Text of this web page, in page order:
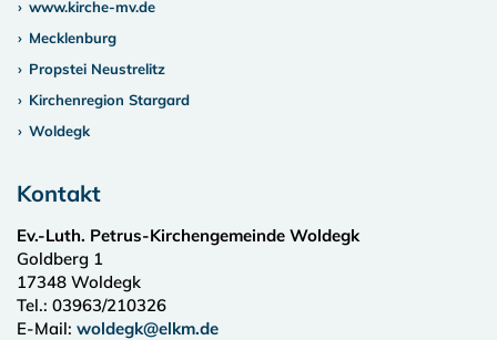
www.kirche-mv.de
Mecklenburg
Propstei Neustrelitz
Kirchenregion Stargard
Woldegk
Kontakt
Ev.-Luth. Petrus-Kirchengemeinde Woldegk
Goldberg 1
17348 Woldegk
Tel.: 03963/210326
E-Mail: woldegk@elkm.de